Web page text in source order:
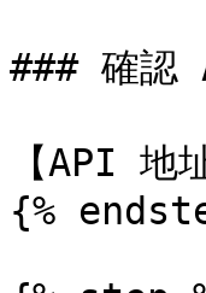
### 確認
【API 地
{%